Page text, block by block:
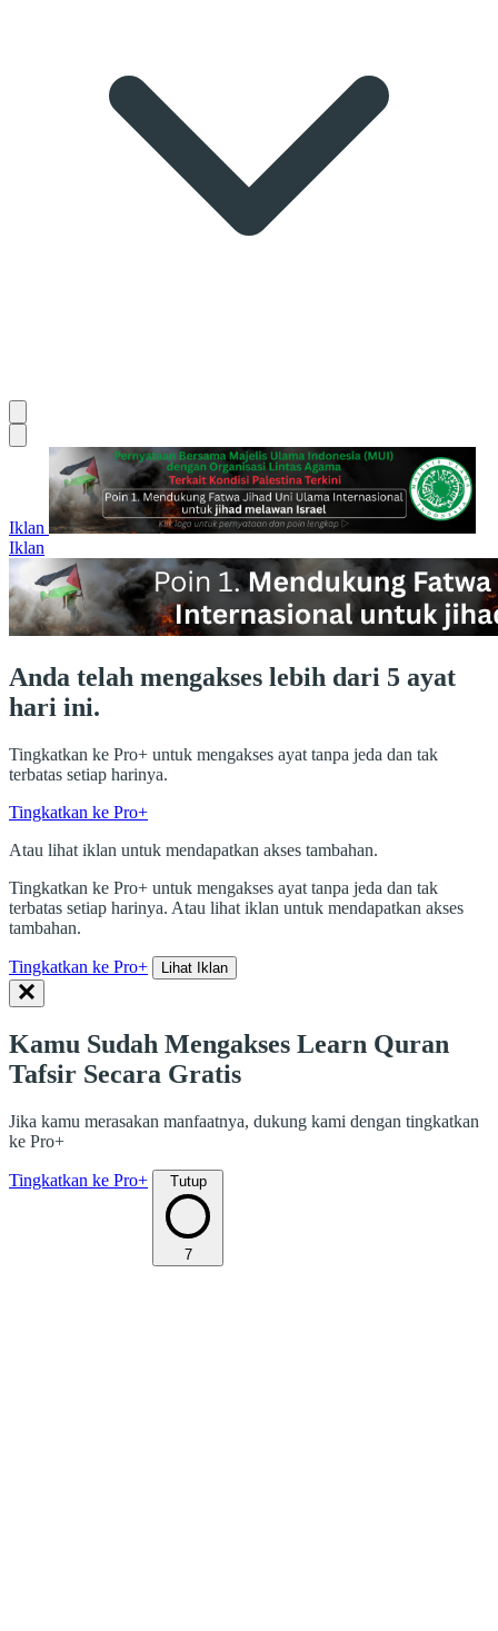
Iklan
Iklan
Anda telah mengakses lebih dari 5 ayat
hari ini.
Tingkatkan ke Pro+ untuk mengakses ayat tanpa jeda dan tak
terbatas setiap harinya.
Tingkatkan ke Pro+
Atau lihat iklan untuk mendapatkan akses tambahan.
Tingkatkan ke Pro+ untuk mengakses ayat tanpa jeda dan tak
terbatas setiap harinya. Atau lihat iklan untuk mendapatkan akses
tambahan.
Tingkatkan ke Pro+ Lihat Iklan
Kamu Sudah Mengakses Learn Quran
Tafsir Secara Gratis
Jika kamu merasakan manfaatnya, dukung kami dengan tingkatkan
ke Pro+
Tingkatkan ke Pro+ Tutup
7